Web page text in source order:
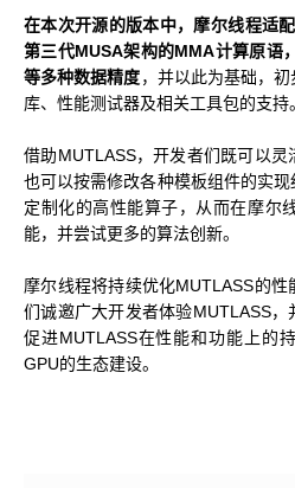
PES 控制中心
MTVerse XR
Smart Media Engine
科学计算套件
在本次开源的版本中，摩尔线程适
第三代MUSA架构的MMA计算原语
等多种数据精度，并以此为基础，
库、性能测试器及相关工具包的支持。
借助MUTLASS，开发者们既可以灵
也可以按需修改各种模板组件的实
定制化的高性能算子，从而在摩尔
能，并尝试更多的算法创新。
摩尔线程将持续优化MUTLASS的
们诚邀广大开发者体验MUTLASS
促进MUTLASS在性能和功能上的
GPU的生态建设。